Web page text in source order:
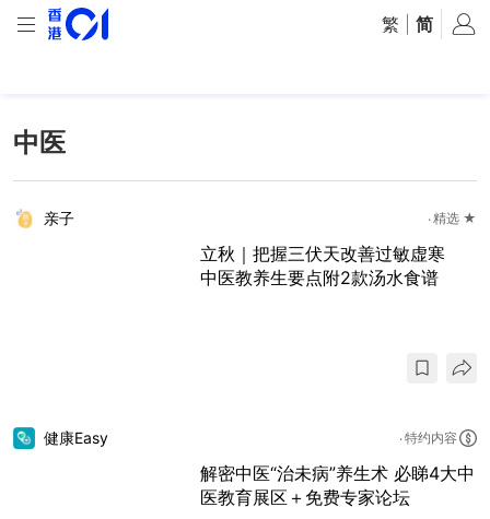
繁 简
中医
亲子 精选 ★
立秋｜把握三伏天改善过敏虚寒
中医教养生要点附2款汤水食谱
健康Easy 特约内容
解密中医“治未病”养生术 必睇4大中
医教育展区＋免费专家论坛